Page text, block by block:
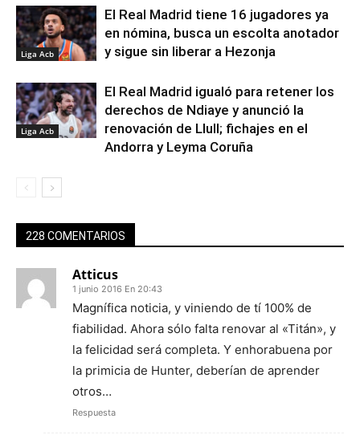
Liga Acb
El Real Madrid tiene 16 jugadores ya
en nómina, busca un escolta anotador
y sigue sin liberar a Hezonja
Liga Acb
El Real Madrid igualó para retener los
derechos de Ndiaye y anunció la
renovación de Llull; fichajes en el
Andorra y Leyma Coruña
228 COMENTARIOS
Atticus
1 junio 2016 En 20:43
Magnífica noticia, y viniendo de tí 100% de
fiabilidad. Ahora sólo falta renovar al «Titán», y
la felicidad será completa. Y enhorabuena por
la primicia de Hunter, deberían de aprender
otros…
Respuesta